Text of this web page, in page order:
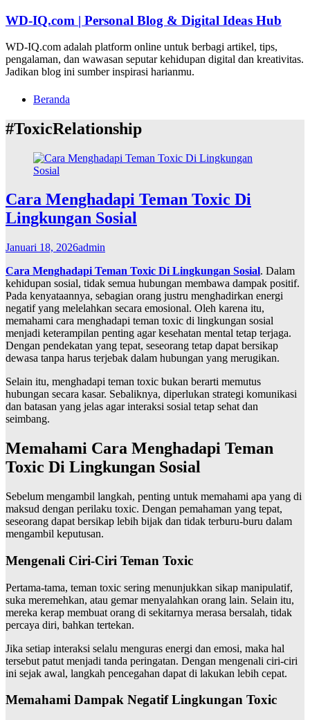
Lompat
konten
WD-IQ.com | Personal Blog & Digital Ideas Hub
WD-IQ.com adalah platform online untuk berbagi artikel, tips,
pengalaman, dan wawasan seputar kehidupan digital dan kreativitas.
Jadikan blog ini sumber inspirasi harianmu.
Beranda
#ToxicRelationship
Cara Menghadapi Teman Toxic Di
Lingkungan Sosial
Januari 18, 2026admin
Cara Menghadapi Teman Toxic Di Lingkungan Sosial. Dalam
kehidupan sosial, tidak semua hubungan membawa dampak positif.
Pada kenyataannya, sebagian orang justru menghadirkan energi
negatif yang melelahkan secara emosional. Oleh karena itu,
memahami cara menghadapi teman toxic di lingkungan sosial
menjadi keterampilan penting agar kesehatan mental tetap terjaga.
Dengan pendekatan yang tepat, seseorang tetap dapat bersikap
dewasa tanpa harus terjebak dalam hubungan yang merugikan.
Selain itu, menghadapi teman toxic bukan berarti memutus
hubungan secara kasar. Sebaliknya, diperlukan strategi komunikasi
dan batasan yang jelas agar interaksi sosial tetap sehat dan
seimbang.
Memahami Cara Menghadapi Teman
Toxic Di Lingkungan Sosial
Sebelum mengambil langkah, penting untuk memahami apa yang di
maksud dengan perilaku toxic. Dengan pemahaman yang tepat,
seseorang dapat bersikap lebih bijak dan tidak terburu-buru dalam
mengambil keputusan.
Mengenali Ciri-Ciri Teman Toxic
Pertama-tama, teman toxic sering menunjukkan sikap manipulatif,
suka meremehkan, atau gemar menyalahkan orang lain. Selain itu,
mereka kerap membuat orang di sekitarnya merasa bersalah, tidak
percaya diri, bahkan tertekan.
Jika setiap interaksi selalu menguras energi dan emosi, maka hal
tersebut patut menjadi tanda peringatan. Dengan mengenali ciri-ciri
ini sejak awal, langkah pencegahan dapat di lakukan lebih cepat.
Memahami Dampak Negatif Lingkungan Toxic